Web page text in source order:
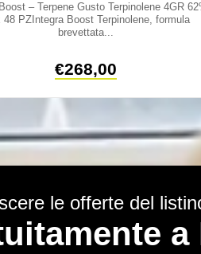
– Terpene Gusto Terpinolene 4GR
48 PZIntegra Boost Terpinolene, formula
brevettata...
€268,00
le offerte del